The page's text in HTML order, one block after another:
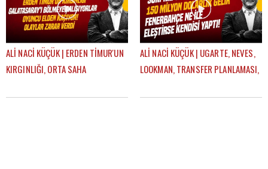
ALİ NACİ KÜÇÜK | ERDEN TİMUR'UN
KIRGINLIĞI, ORTA SAHA
GÜNDEM GALATASARAY
ALİ NACİ KÜÇÜK | UGARTE, NEVES,
LOOKMAN, TRANSFER PLANLAMASI,
GALATASARAY